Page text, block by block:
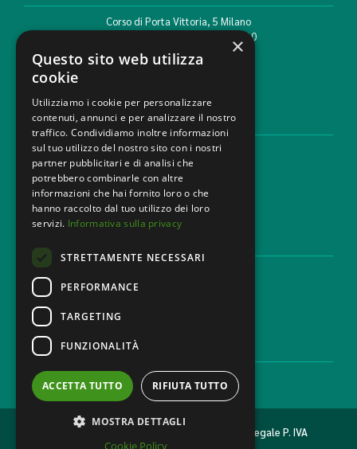
Corso di Porta Vittoria, 5 Milano
T. +39 02 777351 F. +39 02 784510
info@mbg.legal
AREE LEGALI
Aree di Competenza
Settori
Studio legale
Contatti
Lavora con noi
2026 © MONDINI BONORA GINEVRA Studio legale P. IVA
×
Questo sito web utilizza
cookie
Utilizziamo i cookie per personalizzare
contenuti, annunci e per analizzare il nostro
traffico. Condividiamo inoltre informazioni
sul tuo utilizzo del nostro sito con i nostri
partner pubblicitari e di analisi che
potrebbero combinarle con altre
informazioni che hai fornito loro o che
hanno raccolto dal tuo utilizzo dei loro
servizi. Informativa sulla privacy
STRETTAMENTE NECESSARI
PERFORMANCE
TARGETING
FUNZIONALITÀ
ACCETTA TUTTO RIFIUTA TUTTO
MOSTRA DETTAGLI
Cookie Policy